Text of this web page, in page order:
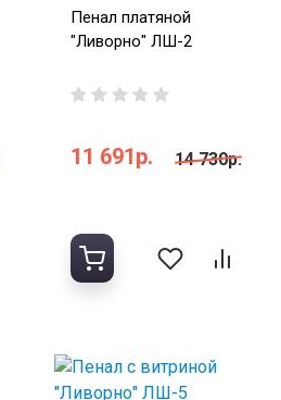
Пенал платяной
"Ливорно" ЛШ-2
11 691р. 14 730р.